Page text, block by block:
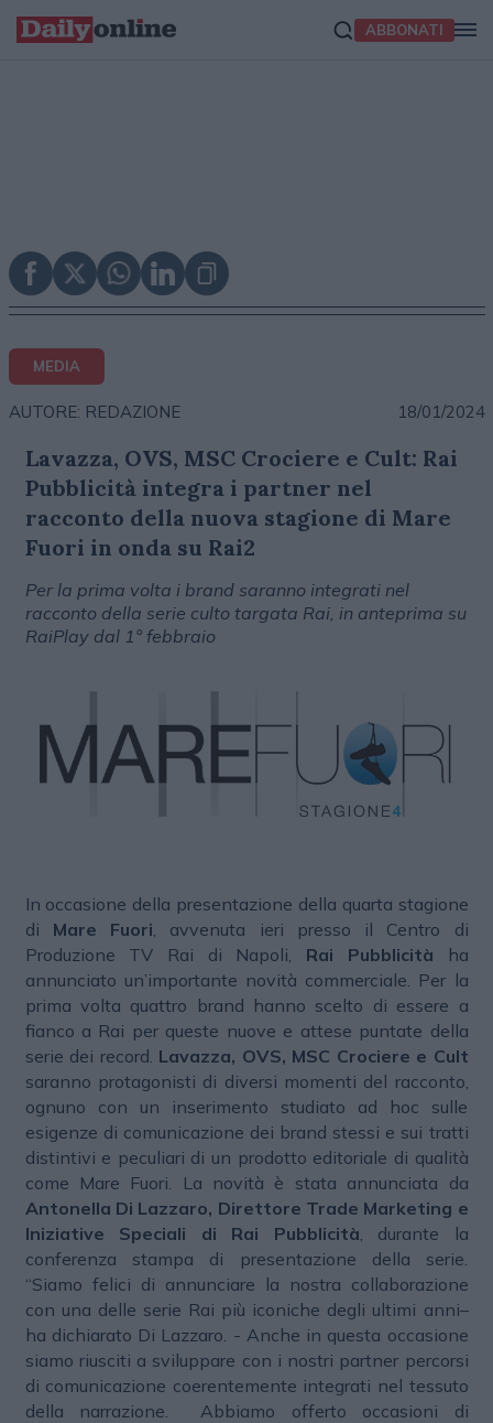
ABBONATI
MEDIA
AUTORE: REDAZIONE 18/01/2024
Lavazza, OVS, MSC Crociere e Cult: Rai
Pubblicità integra i partner nel
racconto della nuova stagione di Mare
Fuori in onda su Rai2
Per la prima volta i brand saranno integrati nel
racconto della serie culto targata Rai, in anteprima su
RaiPlay dal 1° febbraio
In occasione della presentazione della quarta stagione
di Mare Fuori , avvenuta ieri presso il Centro di
Produzione TV Rai di Napoli, Rai Pubblicità
ha
annunciato un’importante novità commerciale. Per la
prima volta quattro brand hanno scelto di essere a
fianco a Rai per queste nuove e attese puntate della
serie dei record. Lavazza, OVS, MSC Crociere e Cult
saranno protagonisti di diversi momenti del racconto,
ognuno con un inserimento studiato ad hoc sulle
esigenze di comunicazione dei brand stessi e sui tratti
distintivi e peculiari di un prodotto editoriale di qualità
come Mare Fuori. La novità è stata annunciata da
Antonella Di Lazzaro, Direttore Trade Marketing e
Iniziative Speciali di Rai Pubblicità , durante la
conferenza stampa di presentazione della serie.
“Siamo felici di annunciare la nostra collaborazione
con una delle serie Rai più iconiche degli ultimi anni–
ha dichiarato Di Lazzaro. - Anche in questa occasione
siamo riusciti a sviluppare con i nostri partner percorsi
di comunicazione coerentemente integrati nel tessuto
della narrazione. Abbiamo offerto occasioni di